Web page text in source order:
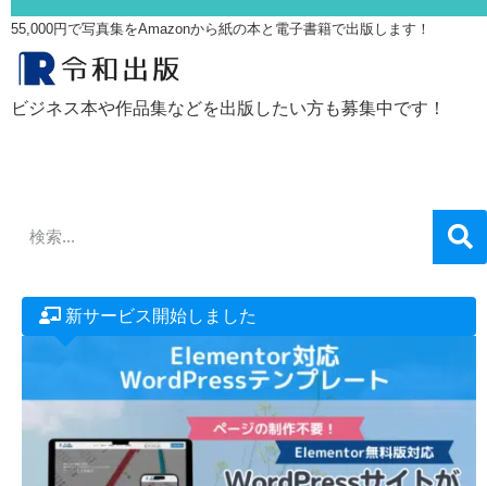
55,000円で写真集をAmazonから紙の本と電子書籍で出版します！
ビジネス本や作品集などを出版したい方も募集中です！
新サービス開始しました